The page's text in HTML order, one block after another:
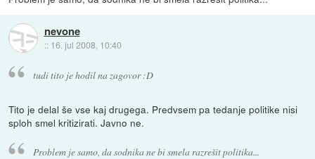
nevone
:: 16. jul 2008, 10:40
tudi tito je hodil na zagovor :D
Tito je delal še vse kaj drugega. Predvsem pa tedanje politike nisi
sploh smel kritizirati. Javno ne.
Problem je samo, da sodnika ne bi smela razrešit politika...